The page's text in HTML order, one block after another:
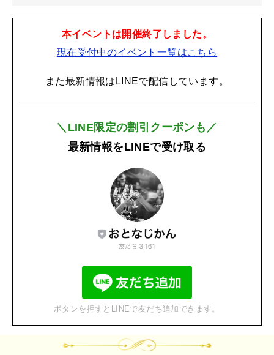
本イベントは開催終了しました。
現在受付中のイベント一覧はこちら
また最新情報はLINEで配信しています。
＼LINE限定の割引クーポンも／
最新情報をLINEで受け取る
ボタンを押すとLINEで友だち追加できます。